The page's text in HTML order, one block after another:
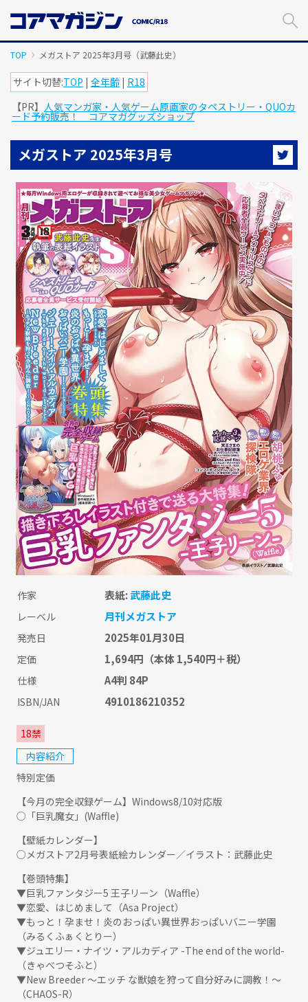
TOP メガストア 2025年3月号（武藤此史）
サイト切替:TOP | 全年齢 | R18
【PR】 人気マンガ家・人気ゲーム原画家のタペストリー・QUOカ
ード予約販売！ コアマガグッズショップ
メガストア 2025年3月号
作家 表紙:武藤此史
レーベル 月刊メガストア
発売日 2025年01月30日
定価 1,694円 （本体 1,540円＋税）
仕様 A4判 84P
ISBN/JAN 4910186210352
18禁
内容紹介
特別定価
【今月の完全収録ゲーム】Windows8/10対応版
○「巨乳魔女」(Waffle)
【壁紙カレンダー】
○メガストア2月号表紙絵カレンダー／イラスト：武藤此史
【巻頭特集】
▼巨乳ファンタジー5 王子リーン（Waffle）
▼恋愛、はじめまして（Asa Project）
▼もっと！孕ませ！炎のおっぱい異世界おっぱいバニー学園
（みるくふぁくとりー）
▼ジュエリー・ナイツ・アルカディア -The end of the world-
（きゃべつそふと）
▼New Breeder ～エッチ な獣娘を狩って自分好みに調教！～
（CHAOS-R）